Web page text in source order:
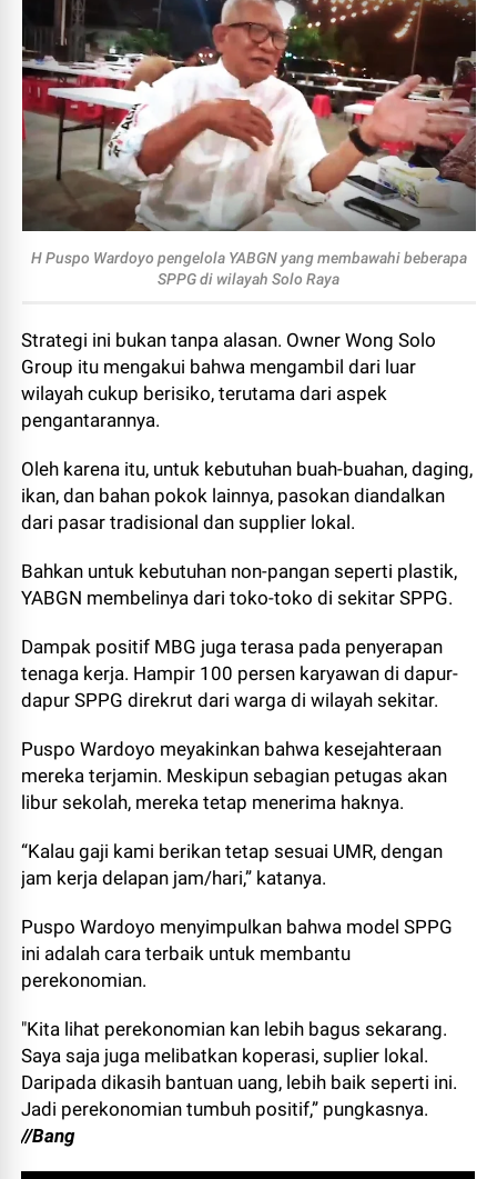
H Puspo Wardoyo pengelola YABGN yang membawahi beberapa
SPPG di wilayah Solo Raya
Strategi ini bukan tanpa alasan. Owner Wong Solo
Group itu mengakui bahwa mengambil dari luar
wilayah cukup berisiko, terutama dari aspek
pengantarannya.
Oleh karena itu, untuk kebutuhan buah-buahan, daging,
ikan, dan bahan pokok lainnya, pasokan diandalkan
dari pasar tradisional dan supplier lokal.
Bahkan untuk kebutuhan non-pangan seperti plastik,
YABGN membelinya dari toko-toko di sekitar SPPG.
Dampak positif MBG juga terasa pada penyerapan
tenaga kerja. Hampir 100 persen karyawan di dapur-
dapur SPPG direkrut dari warga di wilayah sekitar.
Puspo Wardoyo meyakinkan bahwa kesejahteraan
mereka terjamin. Meskipun sebagian petugas akan
libur sekolah, mereka tetap menerima haknya.
“Kalau gaji kami berikan tetap sesuai UMR, dengan
jam kerja delapan jam/hari,” katanya.
Puspo Wardoyo menyimpulkan bahwa model SPPG
ini adalah cara terbaik untuk membantu
perekonomian.
"Kita lihat perekonomian kan lebih bagus sekarang.
Saya saja juga melibatkan koperasi, suplier lokal.
Daripada dikasih bantuan uang, lebih baik seperti ini.
Jadi perekonomian tumbuh positif,” pungkasnya.
//Bang